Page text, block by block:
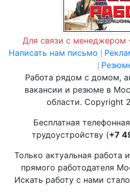
Для связи с менеджером
Написать нам письмо
Работа рядом с домом,
вакансии и резюме в
области. Copyright
Бесплатная
трудоустройству (+7
Только актуальная работа
прямого работодателя
Искать работу с нами